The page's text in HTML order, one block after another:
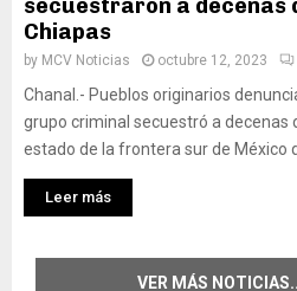
secuestraron a decenas
Chiapas
by MCV Noticias octubre 12, 2023
Chanal.- Pueblos originarios
grupo criminal secuestró a decenas
estado de la frontera sur de México
Leer más
VER MÁS NOTICIAS